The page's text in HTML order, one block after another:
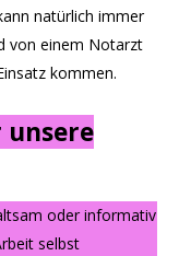
natürlich immer
von einem Notarzt
kommen.
unsere
oder informativ
selbst